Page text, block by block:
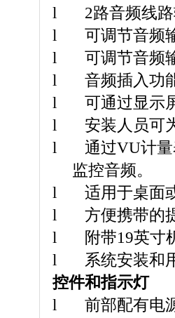
l
2路音频线
l
可调节音频
l
可调节音频
l
音频插入功
l
可通过显示
l
安装人员可
l
通过VU计
监控音频。
l
适用于桌面
l
方便携带的
l
附带19英寸
l
系统安装和
控件和指示灯
l
前部配有电